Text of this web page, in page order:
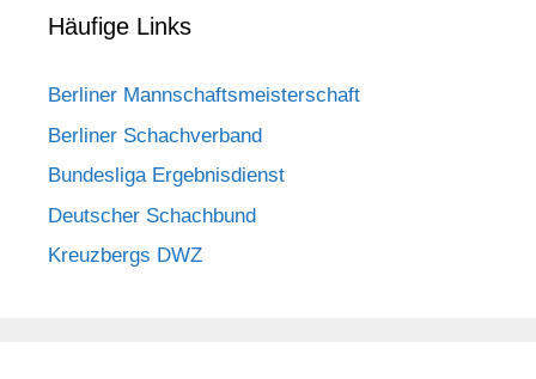
Häufige Links
Berliner Mannschaftsmeisterschaft
Berliner Schachverband
Bundesliga Ergebnisdienst
Deutscher Schachbund
Kreuzbergs DWZ